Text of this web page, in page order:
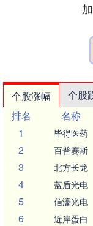
个股涨幅 个股
排名
名称
1
毕得医药
2 百普赛斯
3 北方长龙
4 蓝盾光电
5 信濠光电
6 近岸蛋白